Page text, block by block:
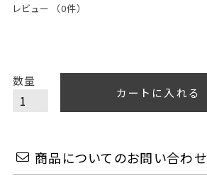
レビュー （0件）
カートに入れる
商品についてのお問い合わせ